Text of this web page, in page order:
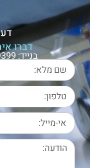
דברו
בנייד: 050-3699399 או כיתבו לנו